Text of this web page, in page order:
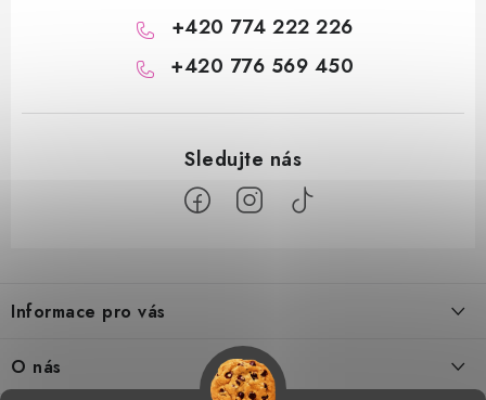
+420 774 222 226
+420 776 569 450
p
a
t
Informace pro vás
Tabulka velikostí
O nás